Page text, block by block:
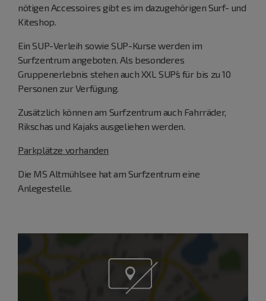
nötigen Accessoires gibt es im dazugehörigen Surf- und
Kiteshop.
Ein SUP-Verleih sowie SUP-Kurse werden im
Surfzentrum angeboten. Als besonderes
Gruppenerlebnis stehen auch XXL SUP´s für bis zu 10
Personen zur Verfügung.
Zusätzlich können am Surfzentrum auch Fahrräder,
Rikschas und Kajaks ausgeliehen werden.
Parkplätze vorhanden
Die MS Altmühlsee hat am Surfzentrum eine
Anlegestelle.